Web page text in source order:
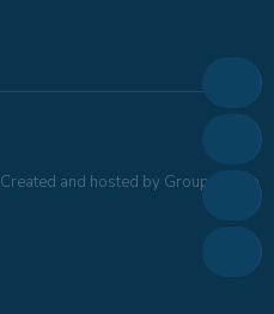
Created and hosted by Group Online